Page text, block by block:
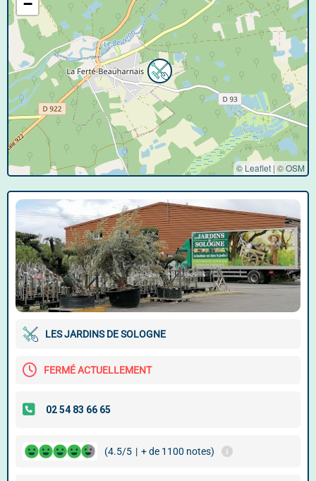
−
© Leaflet | ©OSM
LES JARDINS DE SOLOGNE
FERMÉ ACTUELLEMENT
(4.5/5 | + de 1100 notes)